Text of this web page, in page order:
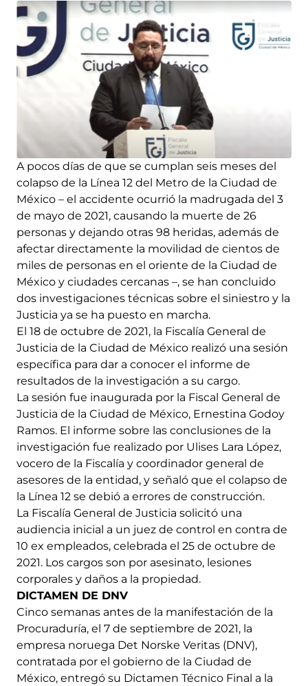
A pocos días de que se cumplan seis meses del
colapso de la Línea 12 del Metro de la Ciudad de
México – el accidente ocurrió la madrugada del 3
de mayo de 2021, causando la muerte de 26
personas y dejando otras 98 heridas, además de
afectar directamente la movilidad de cientos de
miles de personas en el oriente de la Ciudad de
México y ciudades cercanas –, se han concluido
dos investigaciones técnicas sobre el siniestro y la
Justicia ya se ha puesto en marcha.
El 18 de octubre de 2021, la Fiscalía General de
Justicia de la Ciudad de México realizó una sesión
específica para dar a conocer el informe de
resultados de la investigación a su cargo.
La sesión fue inaugurada por la Fiscal General de
Justicia de la Ciudad de México, Ernestina Godoy
Ramos. El informe sobre las conclusiones de la
investigación fue realizado por Ulises Lara López,
vocero de la Fiscalía y coordinador general de
asesores de la entidad, y señaló que el colapso de
la Línea 12 se debió a errores de construcción.
La Fiscalía General de Justicia solicitó una
audiencia inicial a un juez de control en contra de
10 ex empleados, celebrada el 25 de octubre de
2021. Los cargos son por asesinato, lesiones
corporales y daños a la propiedad.
DICTAMEN DE DNV
Cinco semanas antes de la manifestación de la
Procuraduría, el 7 de septiembre de 2021, la
empresa noruega Det Norske Veritas (DNV),
contratada por el gobierno de la Ciudad de
México, entregó su Dictamen Técnico Final a la